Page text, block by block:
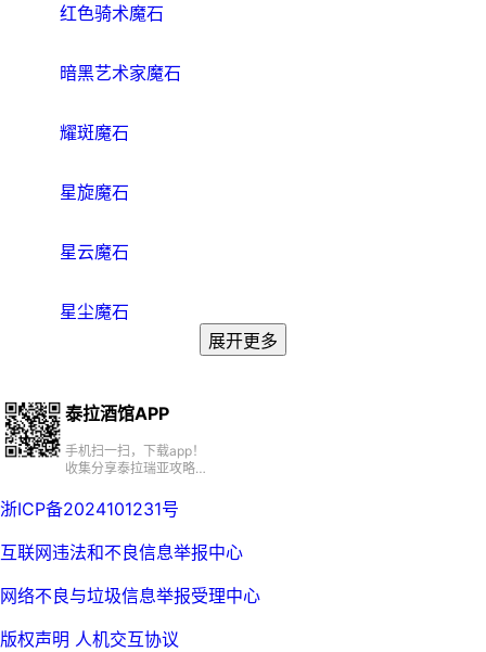
红色骑术魔石
暗黑艺术家魔石
耀斑魔石
星旋魔石
星云魔石
星尘魔石
展开更多
泰拉酒馆APP
手机扫一扫，下载app！
收集分享泰拉瑞亚攻略、
浙ICP备2024101231号
互联网违法和不良信息举报中心
网络不良与垃圾信息举报受理中心
版权声明 人机交互协议